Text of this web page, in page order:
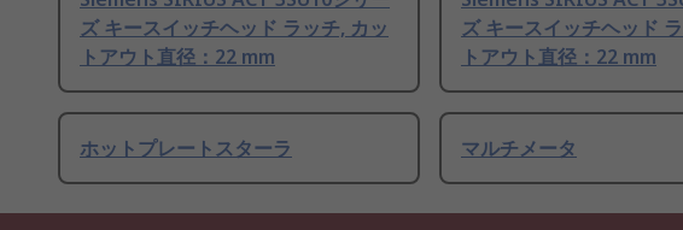
ズ キースイッチヘッド ラッチ, カッ
トアウト直径：22 mm
ズ キースイッチヘッド
トアウト直径：22 mm
ホットプレートスターラ マルチメータ